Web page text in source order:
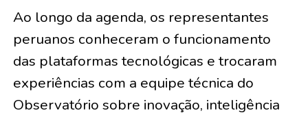
Ao longo da agenda, os representantes
peruanos conheceram o funcionamento
das plataformas tecnológicas e trocaram
experiências com a equipe técnica do
Observatório sobre inovação, inteligência